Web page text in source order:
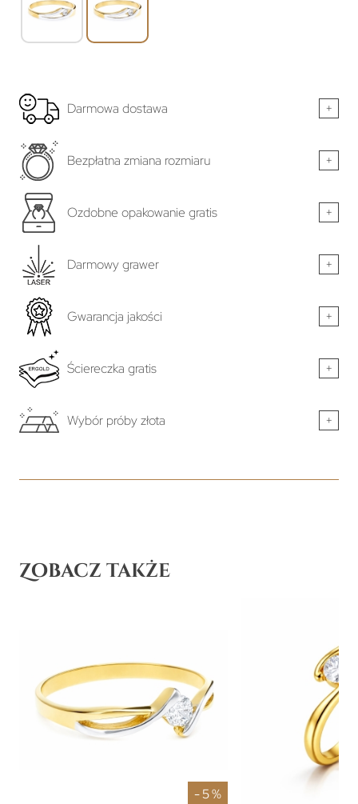
Darmowa dostawa +
Bezpłatna zmiana rozmiaru +
Ozdobne opakowanie gratis +
Darmowy grawer +
Gwarancja jakości +
Ściereczka gratis +
Wybór próby złota +
Zobacz także
- 5 %